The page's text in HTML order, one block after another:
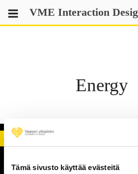
Tämä sivusto käyttää evästeitä
Skip
to
content
VME Interaction
Energy
ACTIVITY